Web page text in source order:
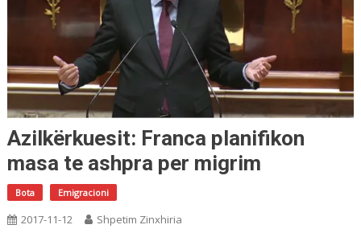
Azilkërkuesit: Franca planifikon
masa te ashpra per migrim
Bota Emigracioni
2017-11-12 Shpetim Zinxhiria